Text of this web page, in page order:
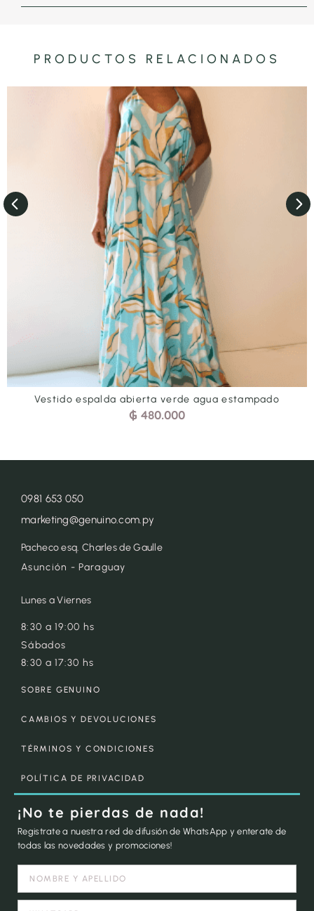
PRODUCTOS RELACIONADOS
Vestido espalda abierta verde agua estampado
₲ 480.000
0981 653 050
marketing@genuino.com.py
Pacheco esq. Charles de Gaulle
Asunción - Paraguay
Lunes a Viernes
8:30 a 19:00 hs
Sábados
8:30 a 17:30 hs
SOBRE GENUINO
CAMBIOS Y DEVOLUCIONES
TÉRMINOS Y CONDICIONES
POLÍTICA DE PRIVACIDAD
¡No te pierdas de nada!
Registrate a nuestra red de difusión de WhatsApp y enterate de
todas las novedades y promociones!